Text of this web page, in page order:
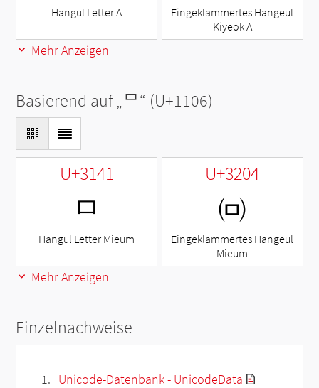
Hangul Letter A
Eingeklammertes Hangeul
Kiyeok A
Mehr Anzeigen
Basierend auf „ᄆ“ (U+1106)
U+3141
ㅁ
Hangul Letter Mieum
U+3204
㈄
Eingeklammertes Hangeul
Mieum
Mehr Anzeigen
Einzelnachweise
Unicode-Datenbank - UnicodeData